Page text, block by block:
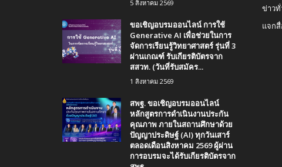
5 สิงหาคม 2569
ขอเชิญอบรมออนไลน์ การใช้
Generative AI เพื่อช่วยในการ
จัดการเรียนรู้วิทยาศาสตร์ รุ่นที่ 3
ผ่านเกณฑ์ รับเกียรติบัตรจาก
สสวท. (วันที่รับสมัคร...
1 สิงหาคม 2569
สพฐ. ขอเชิญอบรมออนไลน์
หลักสูตรการดำเนินงานประกัน
คุณภาพ ภายในสถานศึกษาด้วย
ปัญญาประดิษฐ์ (AI) ทุกวันเสาร์
ตลอดเดือนสิงหาคม 2569 ผู้ผ่าน
การอบรมจะได้รับเกียรติบัตรจาก
ข่าวทั่
แจก